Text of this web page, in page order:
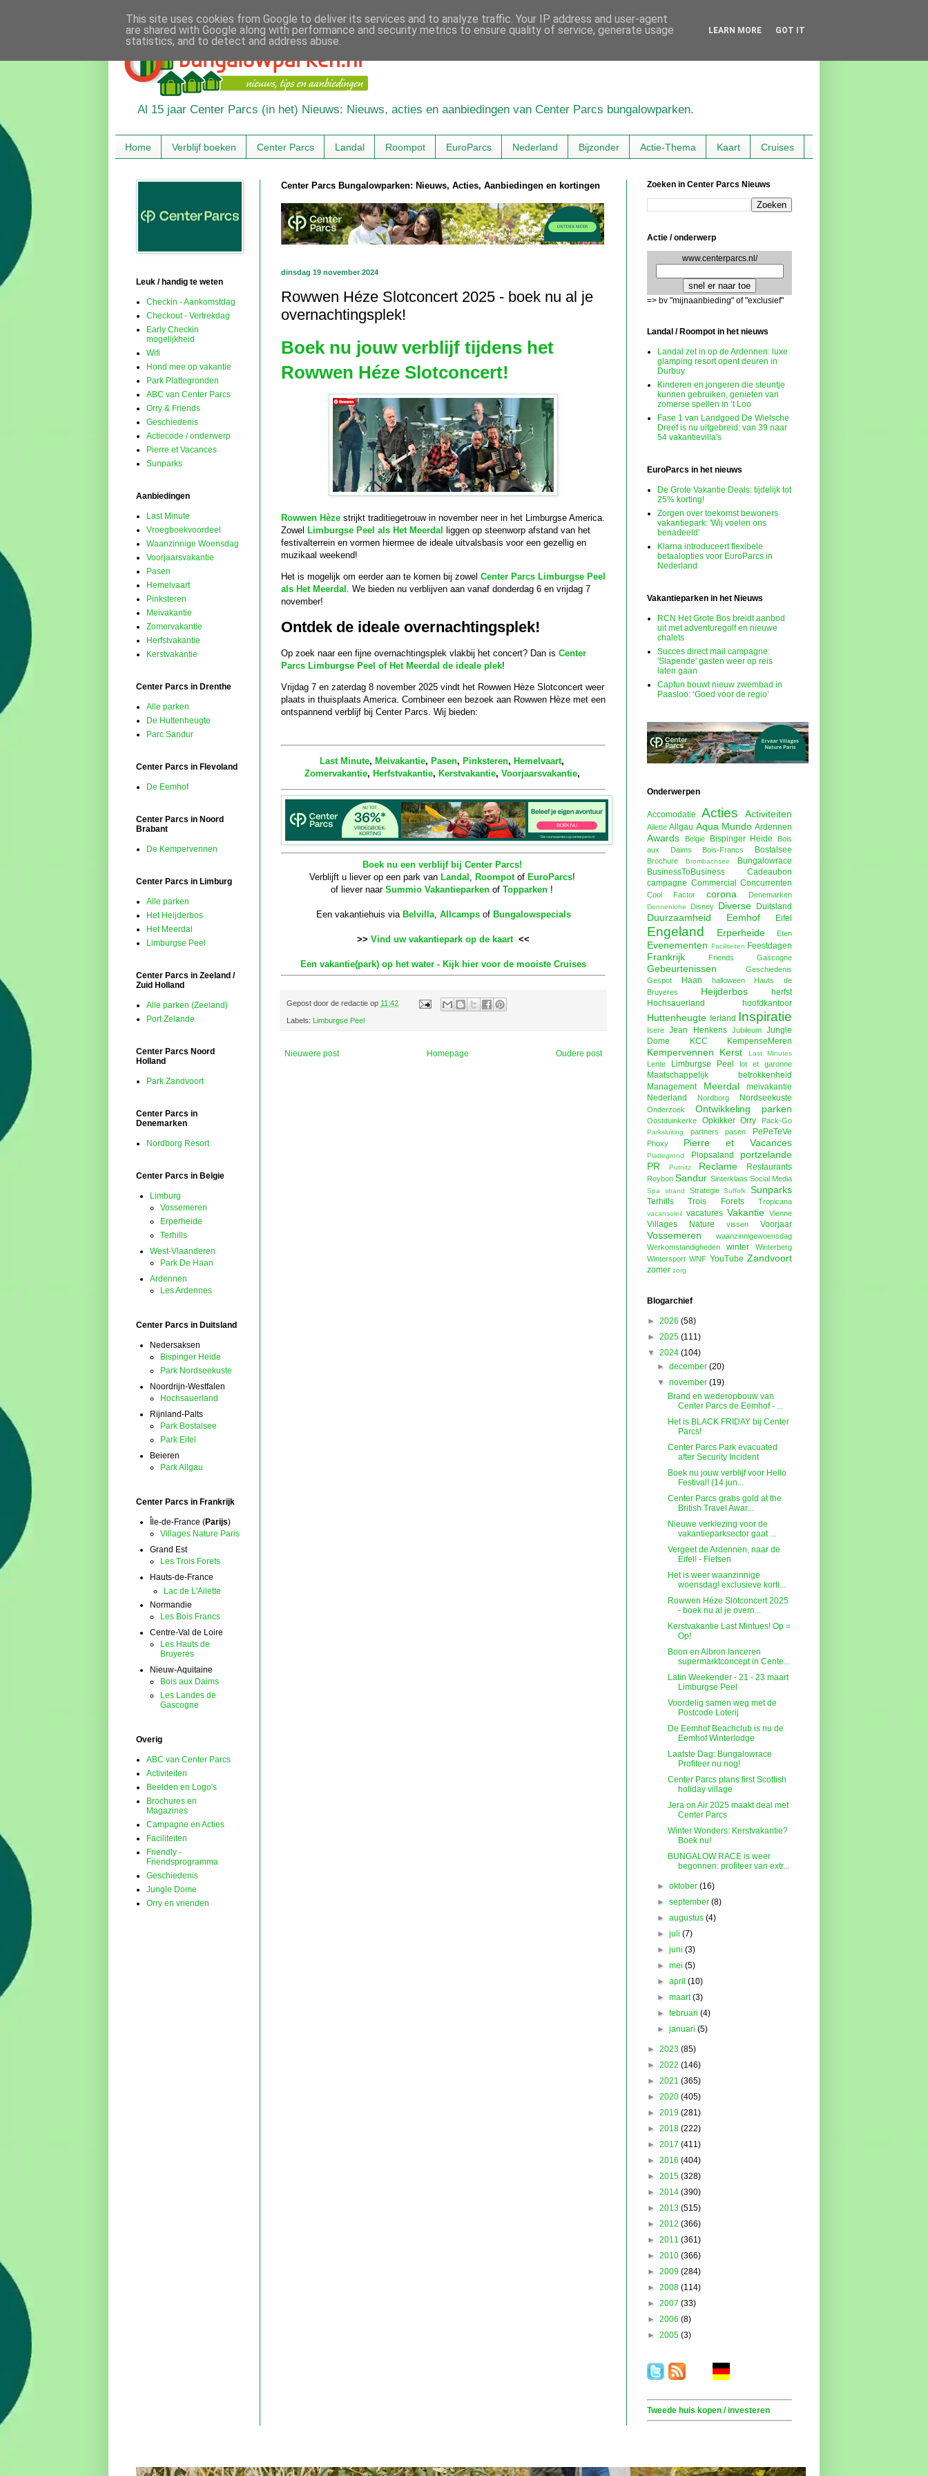
Al 15 jaar Center Parcs (in het) Nieuws: Nieuws, acties en aanbiedingen van Center Parcs bungalowparken.
Home Verblijf boeken Center Parcs Landal Roompot EuroParcs Nederland Bijzonder Actie-Thema Kaart Cruises
Center Parcs Bungalowparken: Nieuws, Acties, Aanbiedingen en kortingen
dinsdag 19 november 2024
Rowwen Héze Slotconcert 2025 - boek nu al je
overnachtingsplek!
Boek nu jouw verblijf tijdens het
Rowwen Héze Slotconcert!
Rowwen Hèze strijkt traditiegetrouw in november neer in het Limburgse America.
Zowel Limburgse Peel als Het Meerdal
liggen op steenworp afstand van het
festivalterrein en vormen hiermee de ideale uitvalsbasis voor een gezellig en
muzikaal weekend!
Het is mogelijk om eerder aan te komen bij zowel Center Parcs Limburgse Peel
als Het Meerdal . We bieden nu verblijven aan vanaf donderdag 6 en vrijdag 7
november!
Ontdek de ideale overnachtingsplek!
Op zoek naar een fijne overnachtingsplek vlakbij het concert? Dan is Center
Parcs Limburgse Peel of Het Meerdal de ideale plek!
Vrijdag 7 en zaterdag 8 november 2025 vindt het Rowwen Hèze Slotconcert weer
plaats in thuisplaats America. Combineer een bezoek aan Rowwen Hèze met een
ontspannend verblijf bij Center Parcs. Wij bieden:
Last Minute, Meivakantie, Pasen, Pinksteren, Hemelvaart,
Zomervakantie, Herfstvakantie, Kerstvakantie, Voorjaarsvakantie,
Boek nu een verblijf bij Center Parcs!
Verblijft u liever op een park van Landal Roompotof EuroParcs!
of liever naar Summio Vakantieparken of Topparken !
Een vakantiehuis via Belvilla, Allcampsof Bungalowspecials
>> Vind uw vakantiepark op de kaart <<
Een vakantie(park) op het water - Kijk hier voor de mooiste Cruises
Gepost door de redactie op 11:42
Labels: Limburgse Peel
Nieuwere post Oudere post
Homepage
Leuk / handig te weten
Checkin - Aankomstdag
Checkout - Vertrekdag
Early Checkin
mogelijkheid
Wifi
Hond mee op vakantie
Park Plattegronden
ABC van Center Parcs
Orry & Friends
Geschiedenis
Actiecode / onderwerp
Pierre et Vacances
Sunparks
Aanbiedingen
Last Minute
Vroegboekvoordeel
Waanzinnige Woensdag
Voorjaarsvakantie
Pasen
Hemelvaart
Pinksteren
Meivakantie
Zomervakantie
Herfstvakantie
Kerstvakantie
Center Parcs in Drenthe
Alle parken
De Huttenheugte
Parc Sandur
Center Parcs in Flevoland
De Eemhof
Center Parcs in Noord
Brabant
De Kempervennen
Center Parcs in Limburg
Alle parken
Het Heijderbos
Het Meerdal
Limburgse Peel
Center Parcs in Zeeland /
Zuid Holland
Alle parken (Zeeland)
Port Zelande
Center Parcs Noord
Holland
Park Zandvoort
Center Parcs in
Denemarken
Nordborg Resort
Center Parcs in Belgie
Limburg
Vossemeren
Erperheide
Terhills
West-Vlaanderen
Park De Haan
Ardennen
Les Ardennes
Center Parcs in Duitsland
Nedersaksen
Bispinger Heide
Park Nordseekuste
Noordrijn-Westfalen
Hochsauerland
Rijnland-Palts
Park Bostalsee
Park Eifel
Beieren
Park Allgau
Center Parcs in Frankrijk
Île-de-France (Parijs)
Villages Nature Paris
Grand Est
Les Trois Forets
Hauts-de-France
Lac de L'Ailette
Normandie
Les Bois Francs
Centre-Val de Loire
Les Hauts de
Bruyeres
Nieuw-Aquitaine
Bois aux Daims
Les Landes de
Gascogne
Overig
ABC van Center Parcs
Activiteiten
Beelden en Logo's
Brochures en
Magazines
Campagne en Acties
Faciliteiten
Friendly -
Friendsprogramma
Geschiedenis
Jungle Dome
Orry en vrienden
Zoeken in Center Parcs Nieuws
Actie / onderwerp
www.centerparcs.nl/
=> bv "mijnaanbieding" of "exclusief"
Landal / Roompot in het nieuws
Landal zet in op de Ardennen: luxe
glamping resort opent deuren in
Durbuy
Kinderen en jongeren die steuntje
kunnen gebruiken, genieten van
zomerse spellen in ’t Loo
Fase 1 van Landgoed De Wielsche
Dreef is nu uitgebreid: van 39 naar
54 vakantievilla's
EuroParcs in het nieuws
De Grote Vakantie Deals: tijdelijk tot
25% korting!
Zorgen over toekomst bewoners
vakantiepark: 'Wij voelen ons
benadeeld'
Klarna introduceert flexibele
betaalopties voor EuroParcs in
Nederland
Vakantieparken in het Nieuws
RCN Het Grote Bos breidt aanbod
uit met adventuregolf en nieuwe
chalets
Succes direct mail campagne:
'Slapende' gasten weer op reis
laten gaan
Capfun bouwt nieuw zwembad in
Paasloo: ‘Goed voor de regio’
Onderwerpen
Accomodatie Acties Activiteiten
Ailette Allgau Aqua Mundo Ardennen
Awards Belgie Bispinger Heide
Bois
aux Daims
Bois-Francs Bostalsee
Brochure Brombachsee
Bungalowrace
BusinessToBusiness
Cadeaubon
campagne Commercial Concurrenten
Cool Factor corona Denemarken
Dennenlohe Disney Diverse Duitsland
Duurzaamheid Eemhof Eifel
Engeland Erperheide Eten
Evenementen Faciliteiten Feestdagen
Frankrijk Friends Gascogne
Gebeurtenissen
Geschiedenis
Gespot
Haan halloween
Hauts de
Bruyeres
Heijderbos
herfst
Hochsauerland
hoofdkantoor
Huttenheugte Ierland Inspiratie
Isere Jean Henkens Jubileum
Jungle
Dome
KCC KempenseMeren
Kempervennen Kerst Last Minutes
Lente Limburgse Peel lot et garonne
Maatschappelijk betrokkenheid
Management
Meerdal
meivakantie
Nederland
Nordborg Nordseekuste
Onderzoek Ontwikkeling parken
Oostduinkerke Opkikker Orry Pack-Go
Parksluiting partners pasen PePeTeVe
Phoxy Pierre et Vacances
Plattegrond Plopsaland
portzelande
PR
Putnitz Reclame Restaurants
Roybon Sandur Sinterklaas Social Media
Spa strand Strategie Suffolk Sunparks
Terhills Trois Forets Tropicana
vacansoleil vacatures Vakantie Vienne
Villages Nature vissen Voorjaar
Vossemeren
waanzinnigewoensdag
Werkomstandigheden
winter
Winterberg
Wintersport WNF YouTube Zandvoort
zomer zorg
Blogarchief
► 2026 (58)
► 2025 (111)
▼ 2024 (104)
►december(20)
▼november(19)
Brand en wederopbouw van
Center Parcs de Eemhof - ...
Het is BLACK FRIDAY bij Center
Parcs!
Center Parcs Park evacuated
after Security Incident
Boek nu jouw verblijf voor Hello
Festival! (14 jun...
Center Parcs grabs gold at the
British Travel Awar...
Nieuwe verkiezing voor de
vakantieparksector gaat ...
Vergeet de Ardennen, naar de
Eifel! - Fietsen
Het is weer waanzinnige
woensdag! exclusieve korti...
Rowwen Héze Slotconcert 2025
- boek nu al je overn...
Kerstvakantie Last Mintues! Op =
Op!
Boon en Albron lanceren
supermarktconcept in Cente...
Latin Weekender - 21 - 23 maart
Limburgse Peel
Voordelig samen weg met de
Postcode Loterij
De Eemhof Beachclub is nu de
Eemhof Winterlodge
Laatste Dag: Bungalowrace
Profiteer nu nog!
Center Parcs plans first Scottish
holiday village
Jera on Air 2025 maakt deal met
Center Parcs
Winter Wonders: Kerstvakantie?
Boek nu!
BUNGALOW RACE is weer
begonnen: profiteer van extr...
►oktober(16)
►september(8)
►augustus(4)
►juli(7)
►juni(3)
►mei(5)
►april(10)
►maart(3)
►februari(4)
►januari(5)
► 2023 (85)
► 2022 (146)
► 2021 (365)
► 2020 (405)
► 2019 (281)
► 2018 (222)
► 2017 (411)
► 2016 (404)
► 2015 (328)
► 2014 (390)
► 2013 (515)
► 2012 (366)
► 2011 (361)
► 2010 (366)
► 2009 (284)
► 2008 (114)
► 2007 (33)
► 2006 (8)
► 2005 (3)
Tweede huis kopen / investeren
This site uses cookies from Google to deliver its services and to analyze traffic. Your IP address and user-agent
are shared with Google along with performance and security metrics to ensure quality of service, generate usage
statistics, and to detect and address abuse.
LEARN MORE GOT IT